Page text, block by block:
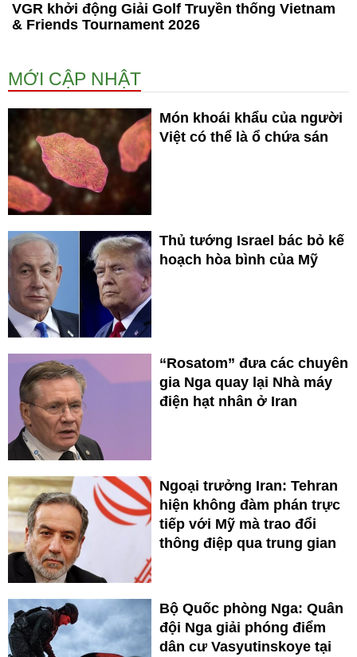
VGR khởi động Giải Golf Truyền thống Vietnam
& Friends Tournament 2026
MỚI CẬP NHẬT
Món khoái khẩu của người
Việt có thể là ổ chứa sán
Thủ tướng Israel bác bỏ kế
hoạch hòa bình của Mỹ
“Rosatom” đưa các chuyên
gia Nga quay lại Nhà máy
điện hạt nhân ở Iran
Ngoại trưởng Iran: Tehran
hiện không đàm phán trực
tiếp với Mỹ mà trao đổi
thông điệp qua trung gian
Bộ Quốc phòng Nga: Quân
đội Nga giải phóng điểm
dân cư Vasyutinskoye tại